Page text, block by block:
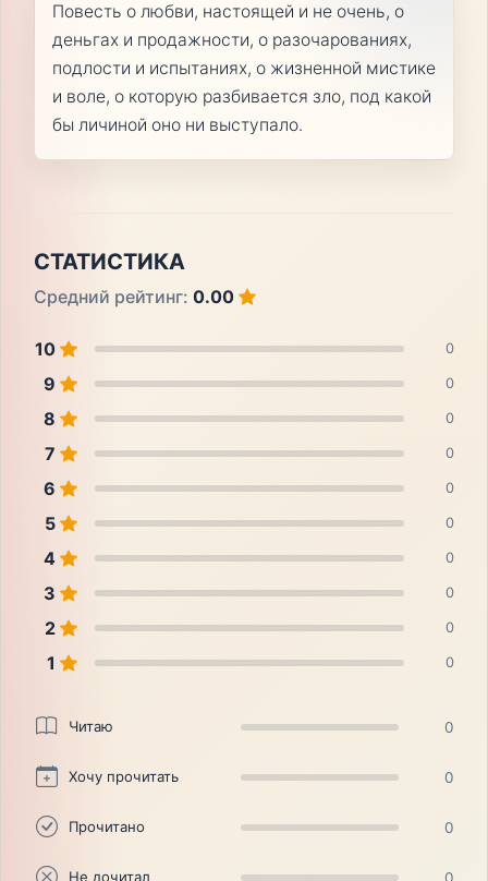
Повесть о любви, настоящей и не очень, о
деньгах и продажности, о разочарованиях,
подлости и испытаниях, о жизненной мистике
и воле, о которую разбивается зло, под какой
бы личиной оно ни выступало.
СТАТИСТИКА
Средний рейтинг: 0.00
10 0
9 0
8 0
7 0
6 0
5 0
4 0
3 0
2 0
1 0
Читаю 0
Хочу прочитать 0
Прочитано 0
Не дочитал 0